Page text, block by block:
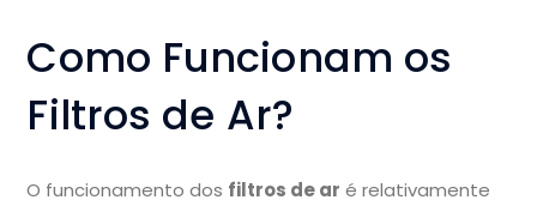
Como Funcionam os
Filtros de Ar?
O funcionamento dos filtros de ar é relativamente